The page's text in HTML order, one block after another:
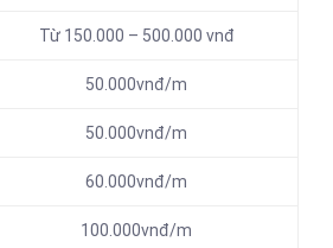
Từ 150.000 – 500.000 vnđ
50.000vnđ/m
50.000vnđ/m
60.000vnđ/m
100.000vnđ/m